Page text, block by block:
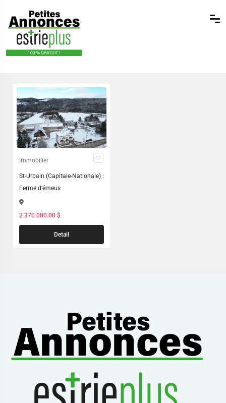
Immobilier
St-Urbain (Capitale-Nationale) :
Ferme d’émeus
2 370 000.00 $
Detail